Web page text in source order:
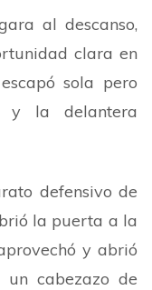
al descanso,
clara en
sola pero
y la delantera
defensivo de
la puerta a la
y abrió
cabezazo de